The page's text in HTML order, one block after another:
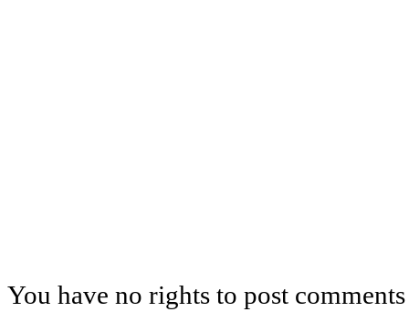
You have no rights to post comments